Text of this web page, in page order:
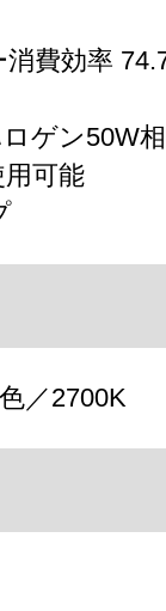
費効率
ゲン50W
可能
／2700K